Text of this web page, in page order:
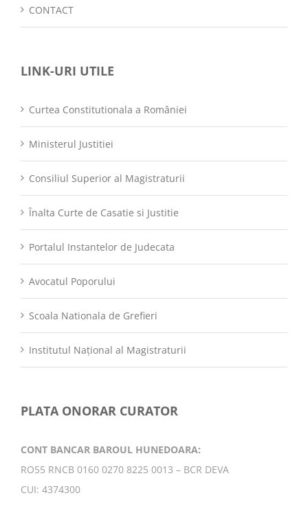
CONTACT
LINK-URI UTILE
Curtea Constitutionala a României
Ministerul Justitiei
Consiliul Superior al Magistraturii
Înalta Curte de Casatie si Justitie
Portalul Instantelor de Judecata
Avocatul Poporului
Scoala Nationala de Grefieri
Institutul Național al Magistraturii
PLATA ONORAR CURATOR
CONT BANCAR BAROUL HUNEDOARA:
RO55 RNCB 0160 0270 8225 0013 – BCR DEVA
CUI: 4374300